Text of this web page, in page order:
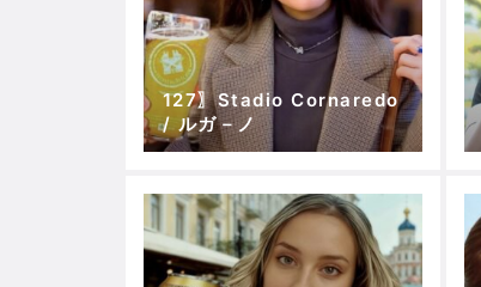
127〗Stadio Cornaredo
/ ルガ－ノ